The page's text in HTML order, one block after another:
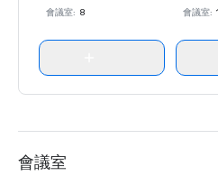
會議室: 8
會議室:
會議室